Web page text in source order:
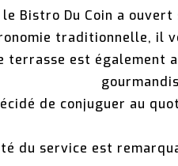
Bistro Du Coin a ouvert
traditionnelle, il
terrasse est également
de conjuguer au
du service est